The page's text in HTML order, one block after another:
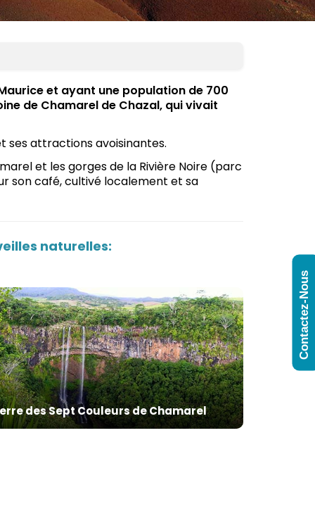
et ayant une population de 700
de Chamarel de Chazal, qui vivait
ses attractions avoisinantes.
et les gorges de la Rivière Noire (parc
son café, cultivé localement et sa
naturelles:
des Sept Couleurs de Chamarel
Contactez-Nous